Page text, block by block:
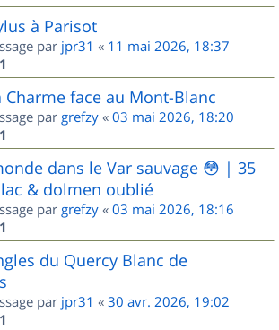
à Parisot
par jpr31 « 11 mai 2026, 18:37
1
Charme face au Mont-Blanc
par grefzy « 03 mai 2026, 18:20
1
dans le Var sauvage 😳 | 35
& dolmen oublié
par grefzy « 03 mai 2026, 18:16
1
du Quercy Blanc de
par jpr31 « 30 avr. 2026, 19:02
1